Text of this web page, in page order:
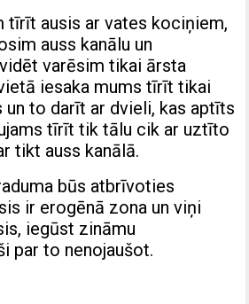
tīrīt ausis ar vates kociņiem,
auss kanālu un
varēsim tikai ārsta
iesaka mums tīrīt tikai
un to darīt ar dvieli, kas aptīts
tīrīt tik tālu cik ar uztīto
tikt auss kanālā.
būs atbrīvoties
ir erogēnā zona un viņi
iegūst zināmu
par to nenojaušot.